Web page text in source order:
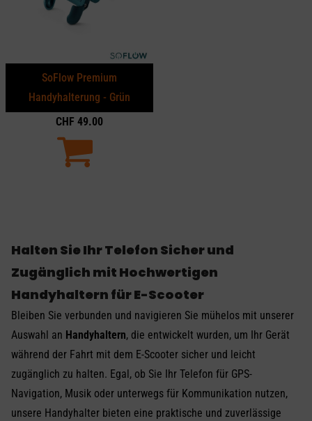
SoFlow Premium
Handyhalterung - Grün
CHF 49.00
Halten Sie Ihr Telefon Sicher und
Zugänglich mit Hochwertigen
Handyhaltern für E-Scooter
Bleiben Sie verbunden und navigieren Sie mühelos mit unserer
Auswahl an Handyhaltern, die entwickelt wurden, um Ihr Gerät
während der Fahrt mit dem E-Scooter sicher und leicht
zugänglich zu halten. Egal, ob Sie Ihr Telefon für GPS-
Navigation, Musik oder unterwegs für Kommunikation nutzen,
unsere Handyhalter bieten eine praktische und zuverlässige